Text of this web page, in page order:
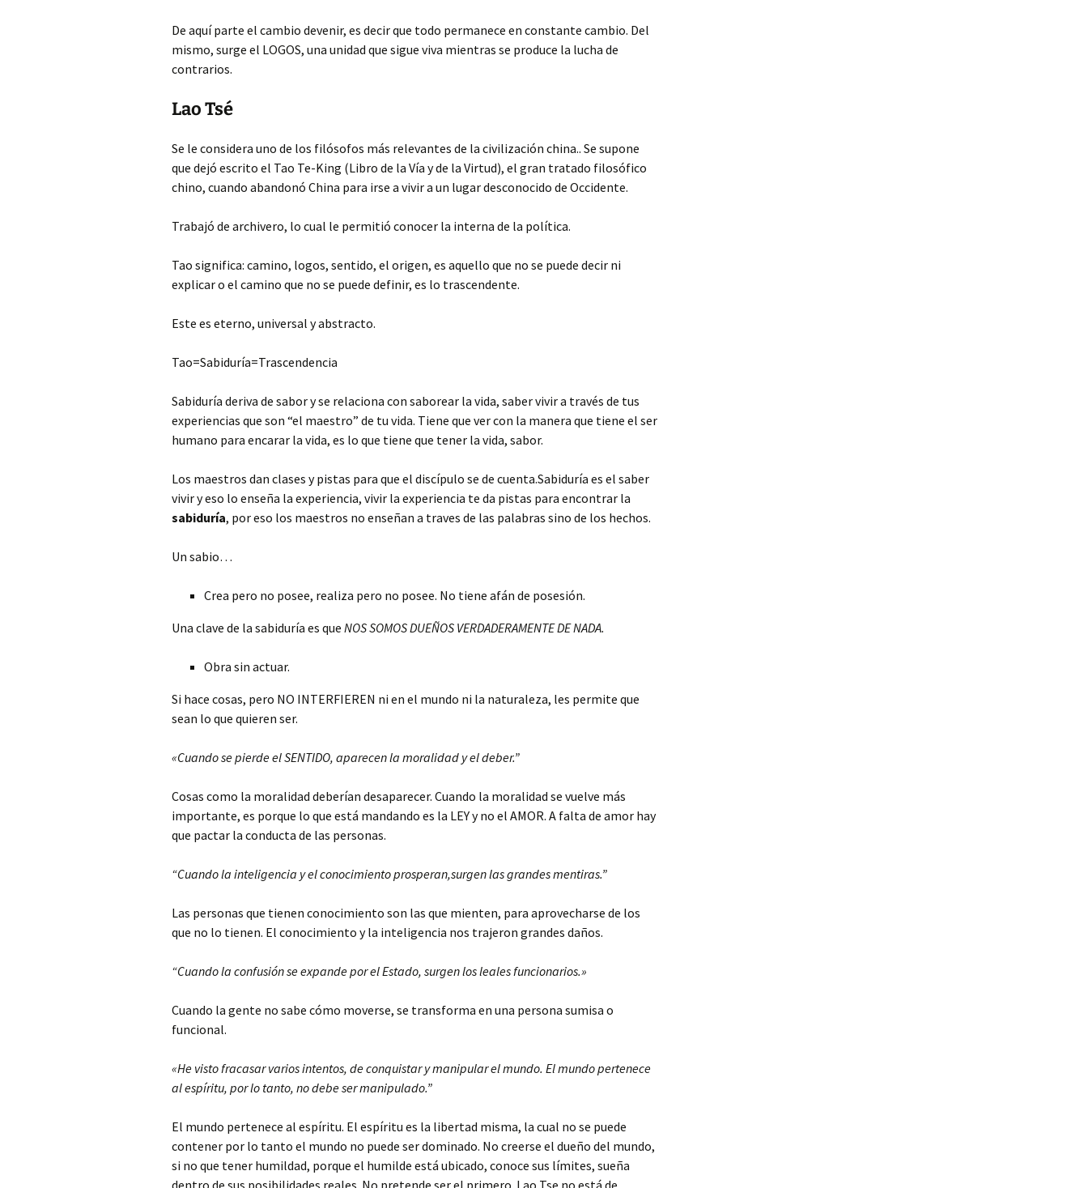
De aquí parte el cambio devenir, es decir que todo permanece en constante cambio. Del
mismo, surge el LOGOS, una unidad que sigue viva mientras se produce la lucha de
contrarios.
Lao Tsé
Se le considera uno de los filósofos más relevantes de la civilización china.. Se supone
que dejó escrito el Tao Te-King (Libro de la Vía y de la Virtud), el gran tratado filosófico
chino, cuando abandonó China para irse a vivir a un lugar desconocido de Occidente.
Trabajó de archivero, lo cual le permitió conocer la interna de la política.
Tao significa: camino, logos, sentido, el origen, es aquello que no se puede decir ni
explicar o el camino que no se puede definir, es lo trascendente.
Este es eterno, universal y abstracto.
Tao=Sabiduría=Trascendencia
Sabiduría deriva de sabor y se relaciona con saborear la vida, saber vivir a través de tus
experiencias que son “el maestro” de tu vida. Tiene que ver con la manera que tiene el ser
humano para encarar la vida, es lo que tiene que tener la vida, sabor.
Los maestros dan clases y pistas para que el discípulo se de cuenta.Sabiduría es el saber
vivir y eso lo enseña la experiencia, vivir la experiencia te da pistas para encontrar la
sabiduría, por eso los maestros no enseñan a traves de las palabras sino de los hechos.
Un sabio…
Crea pero no posee, realiza pero no posee. No tiene afán de posesión.
Una clave de la sabiduría es que NOS SOMOS DUEÑOS VERDADERAMENTE DE NADA.
Obra sin actuar.
Si hace cosas, pero NO INTERFIEREN ni en el mundo ni la naturaleza, les permite que
sean lo que quieren ser.
«Cuando se pierde el SENTIDO, aparecen la moralidad y el deber.”
Cosas como la moralidad deberían desaparecer. Cuando la moralidad se vuelve más
importante, es porque lo que está mandando es la LEY y no el AMOR. A falta de amor hay
que pactar la conducta de las personas.
“Cuando la inteligencia y el conocimiento prosperan,surgen las grandes mentiras.”
Las personas que tienen conocimiento son las que mienten, para aprovecharse de los
que no lo tienen. El conocimiento y la inteligencia nos trajeron grandes daños.
“Cuando la confusión se expande por el Estado, surgen los leales funcionarios.»
Cuando la gente no sabe cómo moverse, se transforma en una persona sumisa o
funcional.
«He visto fracasar varios intentos, de conquistar y manipular el mundo. El mundo pertenece
al espíritu, por lo tanto, no debe ser manipulado.”
El mundo pertenece al espíritu. El espíritu es la libertad misma, la cual no se puede
contener por lo tanto el mundo no puede ser dominado. No creerse el dueño del mundo,
si no que tener humildad, porque el humilde está ubicado, conoce sus límites, sueña
dentro de sus posibilidades reales. No pretende ser el primero. Lao Tse no está de